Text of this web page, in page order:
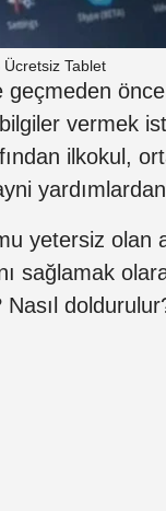
Ücretsiz Tablet
önce
vermek
ilkokul,
yetersiz olan
sağlamak